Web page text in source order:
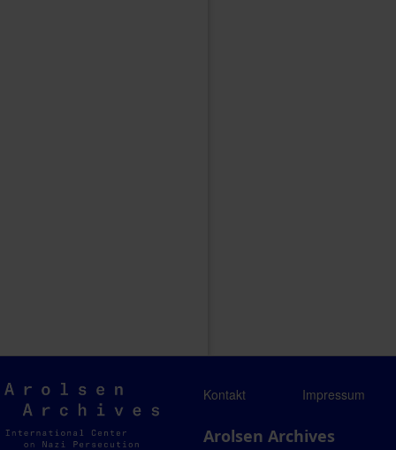
Arolsen
Archives
Kontakt Impressum
Arolsen Archives